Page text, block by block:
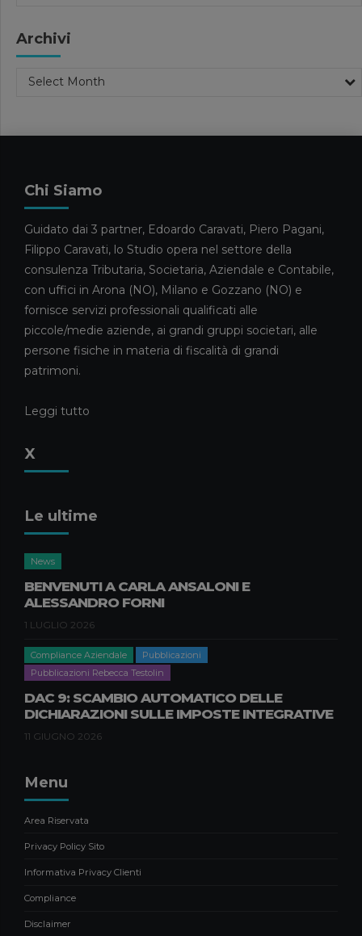
13 MAGGIO 2026
CARAVATI PAGANI TRA I
COMMERCIALISTI DELL’ANNO
2026
5 MAGGIO 2026
RIPARABILITÀ DEI PRODOTTI:
NOVITÀ E IMPATTI PER LE
IMPRESE B2B
9 APRILE 2026
Archivi
Select Month
Chi Siamo
Guidato dai 3 partner, Edoardo Caravati, Piero Pagani,
Filippo Caravati, lo Studio opera nel settore della
consulenza Tributaria, Societaria, Aziendale e Contabile,
con uffici in Arona (NO), Milano e Gozzano (NO) e
fornisce servizi professionali qualificati alle
piccole/medie aziende, ai grandi gruppi societari, alle
persone fisiche in materia di fiscalità di grandi
patrimoni.
Leggi tutto
X
Le ultime
News
BENVENUTI A CARLA ANSALONI E
ALESSANDRO FORNI
1 LUGLIO 2026
Compliance Aziendale
Pubblicazioni
Pubblicazioni Rebecca Testolin
DAC 9: SCAMBIO AUTOMATICO DELLE
DICHIARAZIONI SULLE IMPOSTE INTEGRATIVE
11 GIUGNO 2026
Menu
Area Riservata
Privacy Policy Sito
Informativa Privacy Clienti
Compliance
Disclaimer